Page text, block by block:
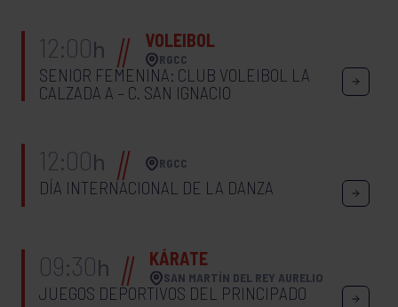
12:00h VOLEIBOL
RGCC
SENIOR FEMENINA: CLUB VOLEIBOL LA
CALZADA A – C. SAN IGNACIO
12:00h RGCC
DÍA INTERNACIONAL DE LA DANZA
09:30h KÁRATE
SAN MARTÍN DEL REY AURELIO
JUEGOS DEPORTIVOS DEL PRINCIPADO